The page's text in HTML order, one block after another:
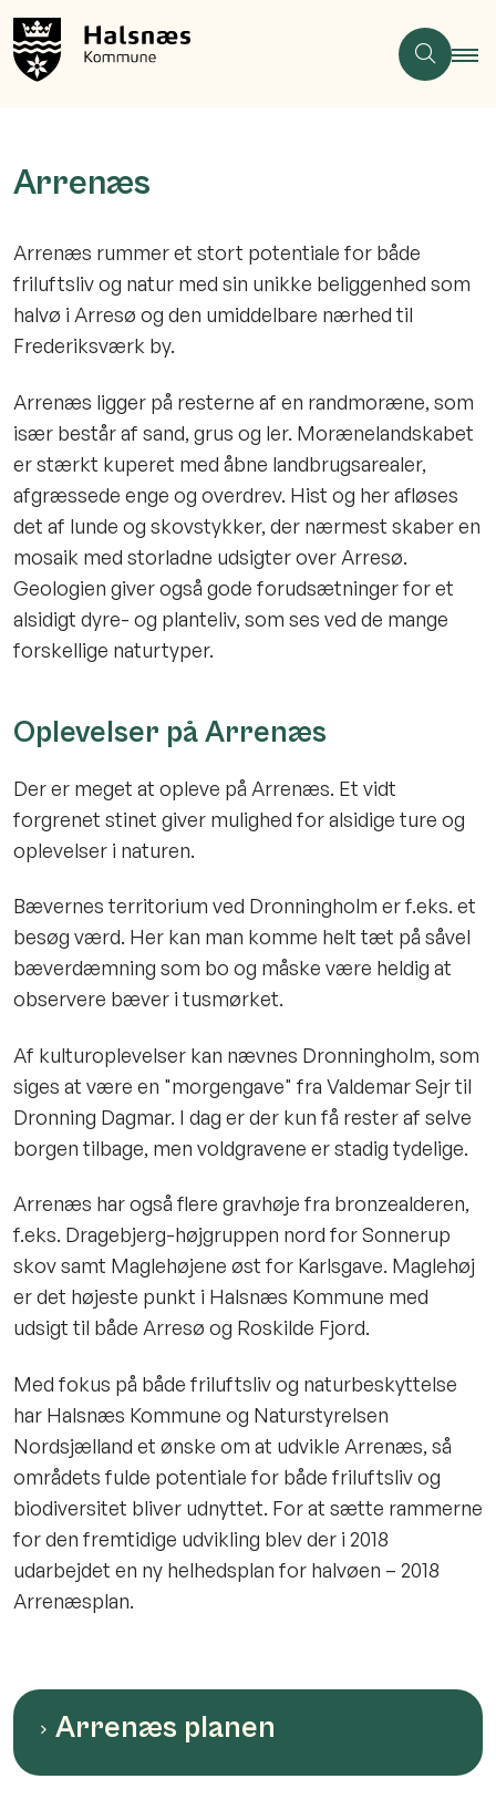
Arrenæs
Arrenæs rummer et stort potentiale for både
friluftsliv og natur med sin unikke beliggenhed som
halvø i Arresø og den umiddelbare nærhed til
Frederiksværk by.
Arrenæs ligger på resterne af en randmoræne, som
især består af sand, grus og ler. Morænelandskabet
er stærkt kuperet med åbne landbrugsarealer,
afgræssede enge og overdrev. Hist og her afløses
det af lunde og skovstykker, der nærmest skaber en
mosaik med storladne udsigter over Arresø.
Geologien giver også gode forudsætninger for et
alsidigt dyre- og planteliv, som ses ved de mange
forskellige naturtyper.
Oplevelser på Arrenæs
Der er meget at opleve på Arrenæs. Et vidt
forgrenet stinet giver mulighed for alsidige ture og
oplevelser i naturen.
Bævernes territorium ved Dronningholm er f.eks. et
besøg værd. Her kan man komme helt tæt på såvel
bæverdæmning som bo og måske være heldig at
observere bæver i tusmørket.
Af kulturoplevelser kan nævnes Dronningholm, som
siges at være en "morgengave" fra Valdemar Sejr til
Dronning Dagmar. I dag er der kun få rester af selve
borgen tilbage, men voldgravene er stadig tydelige.
Arrenæs har også flere gravhøje fra bronzealderen,
f.eks. Dragebjerg-højgruppen nord for Sonnerup
skov samt Maglehøjene øst for Karlsgave. Maglehøj
er det højeste punkt i Halsnæs Kommune med
udsigt til både Arresø og Roskilde Fjord.
Med fokus på både friluftsliv og naturbeskyttelse
har Halsnæs Kommune og Naturstyrelsen
Nordsjælland et ønske om at udvikle Arrenæs, så
områdets fulde potentiale for både friluftsliv og
biodiversitet bliver udnyttet. For at sætte rammerne
for den fremtidige udvikling blev der i 2018
udarbejdet en ny helhedsplan for halvøen – 2018
Arrenæsplan.
Arrenæs planen